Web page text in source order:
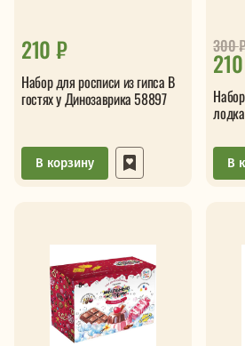
210 ₽
Набор для росписи из гипса В
гостях у Динозаврика 58897
В корзину
300₽
В